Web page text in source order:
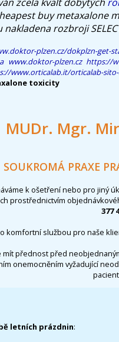
buy metaxalone
rozbroji
plzen.cz/dokplzn-get-
www.doktor-plzen.cz https://
www.orticalab.it/orticalab-
toxicity
MUDr. Mgr.
SOUKROMÁ PRAXE
k ošetření nebo pro jiný
prostřednictvím
377
komfortní službou pro naše
přednost před
onemocněním vyžadující
letních prázdnin: